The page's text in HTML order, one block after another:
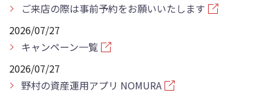
ご来店の際は事前予約をお願いいたします
2026/07/27
キャンペーン一覧
2026/07/27
野村の資産運用アプリ NOMURA